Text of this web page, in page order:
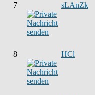
7 sLAnZk
8 HCl